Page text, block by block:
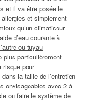
et il va être posée le
et simplement
qu’un climatiseur
d’eau courante à
l’autre ou tuyau
plus particulièrement
risque pour
dans la taille de l’entretien
envisageables avec 2 à
ou faire le système de